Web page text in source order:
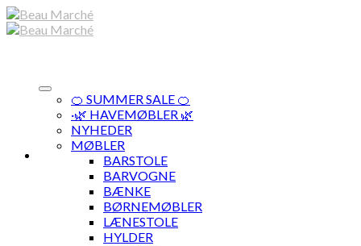
Skip
to
🍊 SUMMER SALE 🍊
·🌿 HAVEMØBLER 🌿
NYHEDER
MØBLER
BARSTOLE
BARVOGNE
BÆNKE
BØRNEMØBLER
LÆNESTOLE
HYLDER